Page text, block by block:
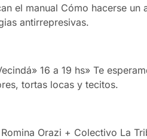
el manual Cómo hacerse
antirrepresivas.
16 a 19 hs» Te
tortas locas y tecitos.
Orazi + Colectivo La